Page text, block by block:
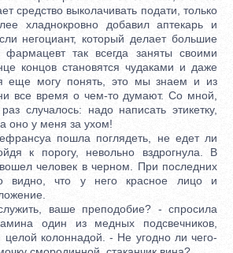
средство выколачивать подати, только
хладнокровно добавил аптекарь и
негоциант, который делает большие
так всегда заняты своими
концов становятся чудаками и даже
еще могу понять, это мы знаем и из
все время о чем-то думают. Со мной,
случалось: надо написать этикетку,
оно у меня за ухом!
пошла поглядеть, не едет ли
к порогу, невольно вздрогнула. В
человек в черном. При последних
видно, что у него красное лицо и
ваше преподобие? - спросила
один из медных подсвечников,
целой колоннадой. - Не угодно ли чего-